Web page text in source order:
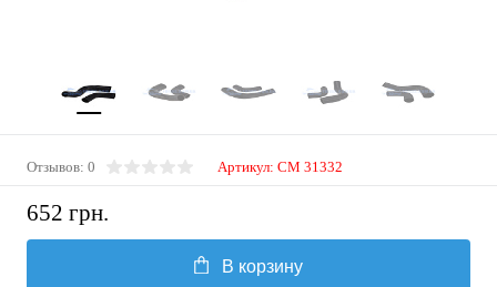
Отзывов: 0 Артикул: CM 31332
652 грн.
В корзину